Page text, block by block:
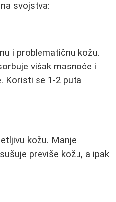
svojstva:
i problematičnu kožu.
višak masnoće i
Koristi se 1-2 puta
kožu. Manje
previše kožu, a ipak